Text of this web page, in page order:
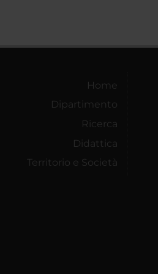
Home
Dipartimento
Ricerca
Didattica
Territorio e Società